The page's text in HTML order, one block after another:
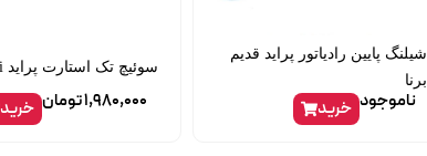
شیلنگ پایین رادیاتور پراید قدیم
برنا
ناموجود خرید
سوئیچ تک استارت پراید nasiri
1,980,000تومان خرید